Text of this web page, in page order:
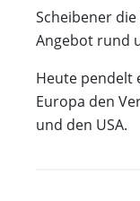
Scheibener
Angebot rund
Heute pendelt
Europa den
und den USA.